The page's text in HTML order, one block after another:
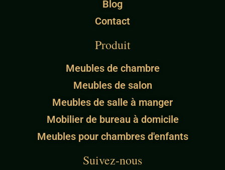
Blog
Contact
Produit
Meubles de chambre
Meubles de salon
Meubles de salle à manger
Mobilier de bureau à domicile
Meubles pour chambres d'enfants
Suivez-nous